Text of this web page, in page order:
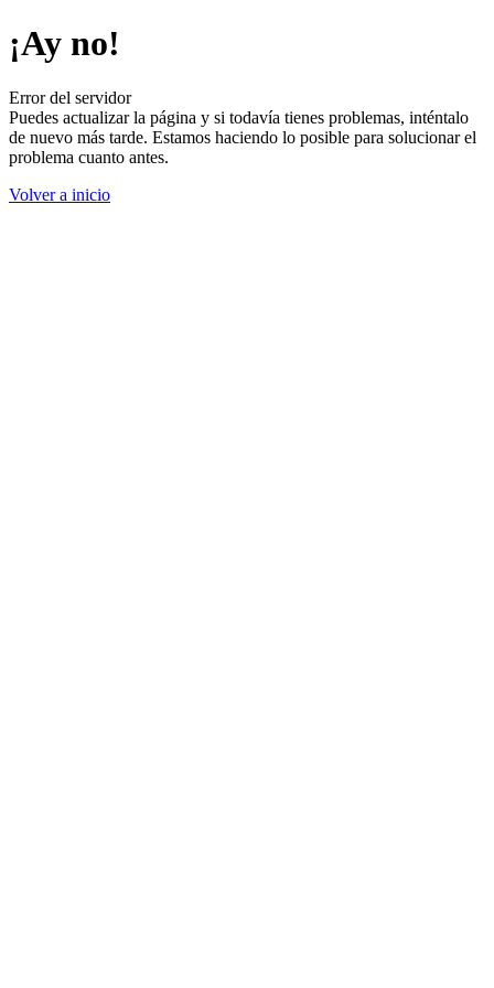
¡Ay no!
Error del servidor
Puedes actualizar la página y si todavía tienes problemas, inténtalo
de nuevo más tarde. Estamos haciendo lo posible para solucionar el
problema cuanto antes.
Volver a inicio